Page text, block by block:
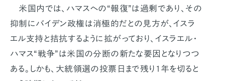
米国内では、ハマスへの“報復”は過剰であり、その
抑制にバイデン政権は消極的だとの見方が、イスラ
エル支持と拮抗するように拡がっており、イスラエル・
ハマス“戦争”は米国の分断の新たな要因となりつつ
ある。しかも、大統領選の投票日まで残り1年を切ると